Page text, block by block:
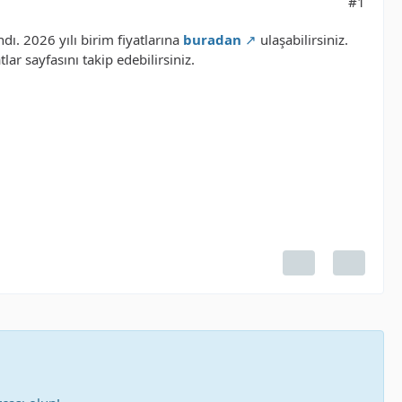
2026 yılı birim fiyatlarına buradan
ulaşabilirsiniz.
sayfasını takip edebilirsiniz.